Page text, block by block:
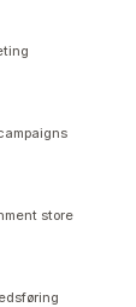
store